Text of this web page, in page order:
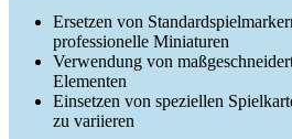
Ersetzen von
professionelle Miniaturen
Verwendung von
Elementen
Einsetzen von speziellen
zu variieren